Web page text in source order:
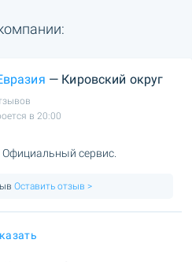
— Кировский округ
в 20:00
сервис.
Оставить отзыв >